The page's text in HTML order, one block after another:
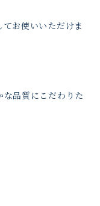
お使いいただけま
品質にこだわりた